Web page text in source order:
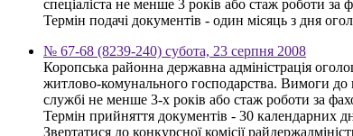
спеціаліста не менше 3 років або стаж роботи
Термін подачі документів - один місяць з дня
№ 67-68 (8239-240) субота, 23 серпня 2008
Коропська районна державна адміністрація
житлово-комунального господарства. Вимоги до
службі не менше 3-х років або стаж роботи за
Термін прийняття документів - 30 календарних
Звертатися до конкурсної комісії